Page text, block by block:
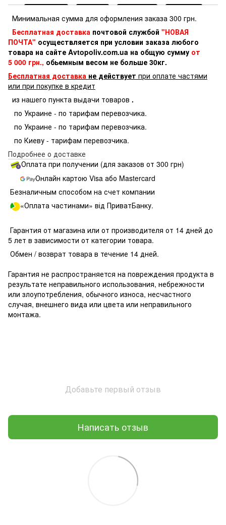
Минимальная сумма для оформления заказа 300 грн.
Бесплатная доставка почтовой службой "НОВАЯ
ПОЧТА" осуществляется при условии заказа любого
товара на сайте Avtopoliv.com.ua на общую сумму от
5 000 грн., обьемным весом не больше 30кг.
Бесплатная доставка не действует при оплате частями
или при покупке в кредит
из нашего пункта выдачи товаров .
по Украине - по тарифам перевозчика.
по Украине - по тарифам перевозчика.
по Киеву - тарифам перевозчика.
Подробнее о доставке
Оплата при получении (для заказов от 300 грн)
Онлайн картою Visa або Mastercard
Безналичным способом на счет компании
«Оплата частинами» від ПриватБанку.
Гарантия от магазина или от производителя от 14 дней до
5 лет в зависимости от категории товара.
Обмен / возврат товара в течение 14 дней.
Гарантия не распространяется на повреждения продукта в
результате неправильного использования, небрежности
или злоупотребления, обычного износа, несчастного
случая, внешнего вида или цвета или неправильного
монтажа.
Добавьте первый отзыв
Написать отзыв